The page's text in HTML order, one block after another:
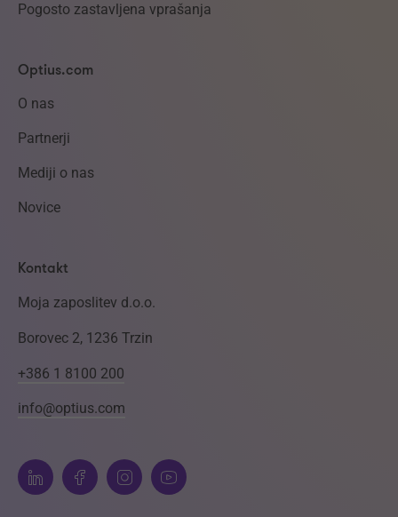
Pogosto zastavljena vprašanja
Optius.com
O nas
Partnerji
Mediji o nas
Novice
Kontakt
Moja zaposlitev d.o.o.
Borovec 2, 1236 Trzin
+386 1 8100 200
info@optius.com